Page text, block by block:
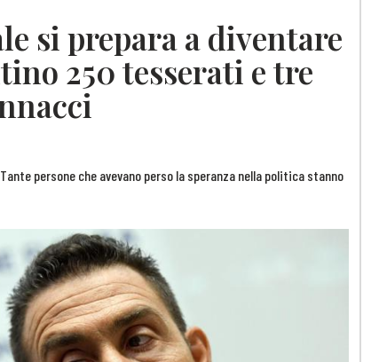
si prepara a diventare
250 tesserati e tre
persone che avevano perso la speranza nella politica stanno